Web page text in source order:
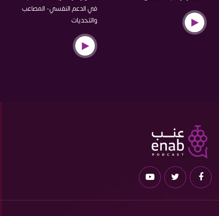
في الدعم النفسي- المصاعب
والتحديات